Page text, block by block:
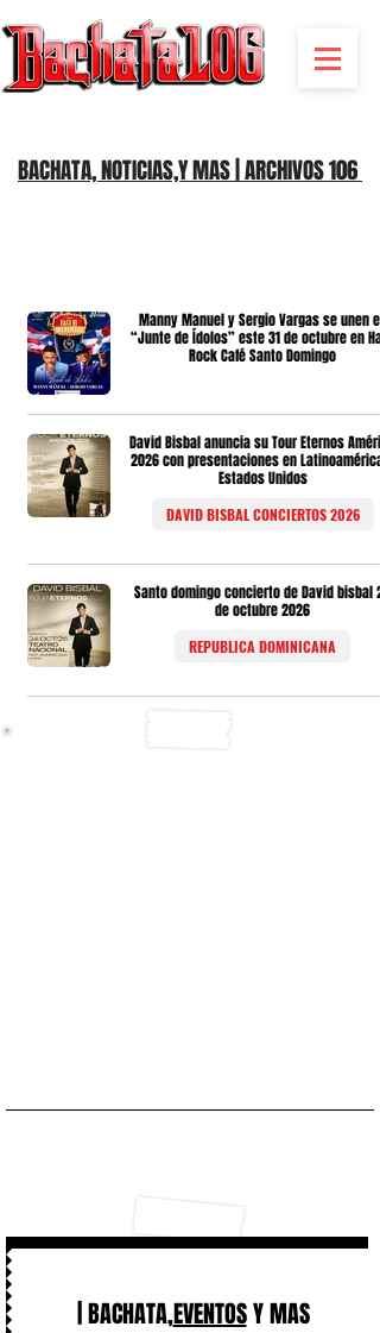
BACHATA, NOTICIAS,Y MAS | ARCHIVOS 106
Manny Manuel y Sergio Vargas se unen en
“Junte de Ídolos” este 31 de octubre en
Rock Café Santo Domingo
David Bisbal anuncia su Tour Eternos
2026 con presentaciones en Latinoamérica
Estados Unidos
DAVID BISBAL CONCIERTOS 2026
Santo domingo concierto de David bisbal 24
de octubre 2026
REPUBLICA DOMINICANA
| BACHATA,EVENTOSY MAS